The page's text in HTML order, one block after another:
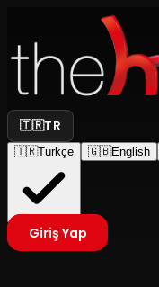
🇹🇷TR
🇹🇷Türkçe 🇬🇧English
Giriş Yap